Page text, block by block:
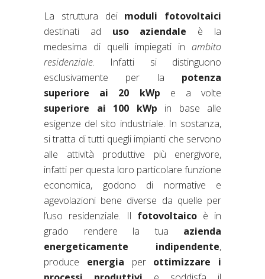
La struttura dei moduli fotovoltaici
destinati ad uso aziendale è la
medesima di quelli impiegati in ambito
residenziale. Infatti si distinguono
esclusivamente per la potenza
superiore ai 20 kWp e a volte
superiore ai 100 kWp in base alle
esigenze del sito industriale. In sostanza,
si tratta di tutti quegli impianti che servono
alle attività produttive più energivore,
infatti per questa loro particolare funzione
economica, godono di normative e
agevolazioni bene diverse da quelle per
l’uso residenziale. Il fotovoltaico è in
grado rendere la tua azienda
energeticamente indipendente,
produce energia per ottimizzare i